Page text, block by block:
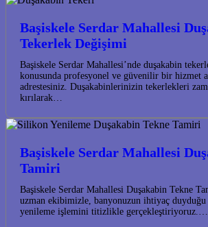
Başiskele Serdar Mahallesi
Tekerlek Değişimi
Başiskele Serdar Mahallesi’nde duşakabin
konusunda profesyonel ve güvenilir bir hizmet
adrestesiniz. Duşakabinlerinizin tekerlekleri
kırılarak…
Başiskele Serdar Mahallesi
Tamiri
Başiskele Serdar Mahallesi Duşakabin Tekne
uzman ekibimizle, banyonuzun ihtiyaç
yenileme işlemini titizlikle gerçekleştiriyoruz.…